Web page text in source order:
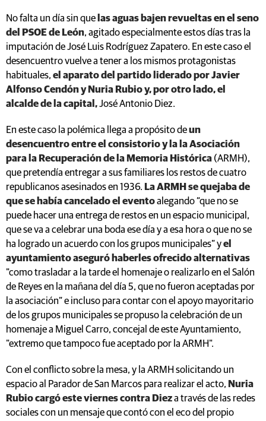
No falta un día sin que las aguas bajen revueltas en el seno
del PSOE de León, agitado especialmente estos días tras la
imputación de José Luis Rodríguez Zapatero. En este caso el
desencuentro vuelve a tener a los mismos protagonistas
habituales, el aparato del partido liderado por Javier
Alfonso Cendón y Nuria Rubio y, por otro lado, el
alcalde de la capital,José Antonio Diez.
En este caso la polémica llega a propósito deun
desencuentro entre el consistorio y la la Asociación
para la Recuperación de la Memoria Histórica (ARMH),
que pretendía entregar a sus familiares los restos de cuatro
republicanos asesinados en 1936. La ARMH se quejaba de
que se había cancelado el eventoalegando “que no se
puede hacer una entrega de restos en un espacio municipal,
que se va a celebrar una boda ese día y a esa hora o que no se
ha logrado un acuerdo con los grupos municipales” yel
ayuntamiento aseguró haberles ofrecido alternativas
"como trasladar a la tarde el homenaje o realizarlo en el Salón
de Reyes en la mañana del día 5, que no fueron aceptadas por
la asociación” e incluso para contar con el apoyo mayoritario
de los grupos municipales se propuso la celebración de un
homenaje a Miguel Carro, concejal de este Ayuntamiento,
"extremo que tampoco fue aceptado por la ARMH".
Con el conflicto sobre la mesa, y la ARMH solicitando un
espacio al Parador de San Marcos para realizar el acto, Nuria
Rubio cargó este viernes contra Dieza través de las redes
sociales con un mensaje que contó con el eco del propio